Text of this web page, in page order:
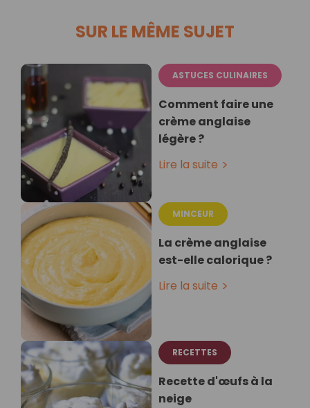
SUR LE MÊME SUJET
ASTUCES CULINAIRES
Comment faire une
crème anglaise
légère ?
Lire la suite
MINCEUR
La crème anglaise
est-elle calorique ?
Lire la suite
RECETTES
Recette d'œufs à la
neige